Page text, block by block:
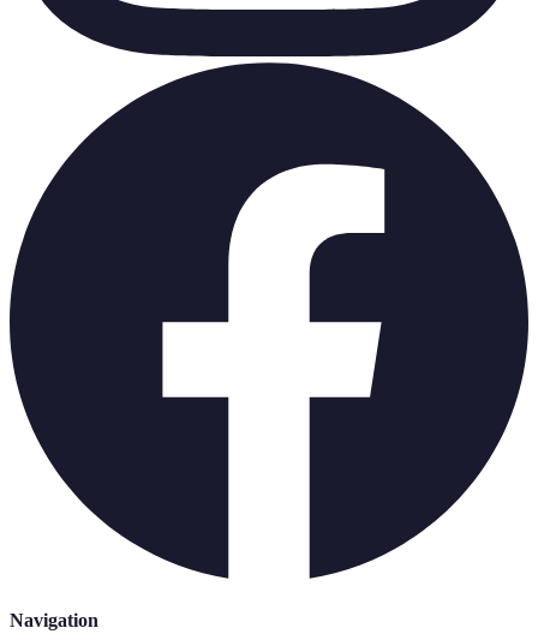
Navigation